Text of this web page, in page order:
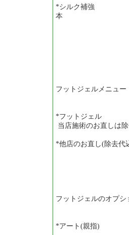
*シル
本
フットジェルメニュー
*フットジ
当店施術のお直しは
*他店のお直し(除
フットジェルのオプシ
*アート(親